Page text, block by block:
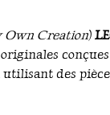
Own Creation)
des